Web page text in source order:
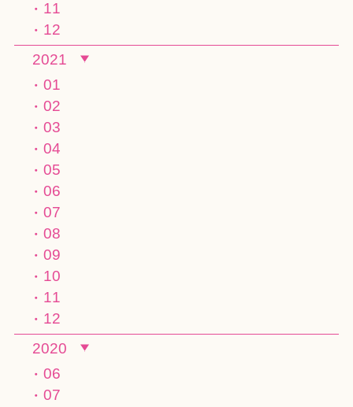
11
12
2021
01
02
03
04
05
06
07
08
09
10
11
12
2020
06
07